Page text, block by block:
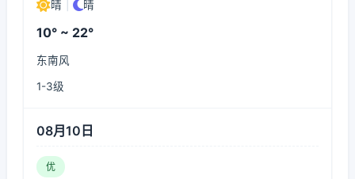
晴 晴
10° ~ 22°
东南风
1-3级
08月10日
优